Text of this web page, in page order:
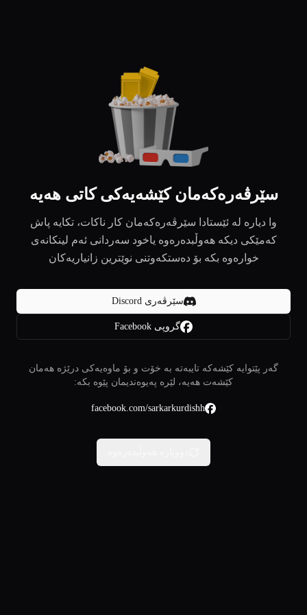
سێرڤەرەکەمان کێشەیەکی کاتی هەیە
وا دیارە لە ئێستادا سێرڤەرەکەمان کار ناکات، تکایە پاش
کەمێکی دیکە هەوڵبدەرەوە یاخود سەردانی ئەم لینکانەی
خوارەوە بکە بۆ دەستکەوتنی نوێترین زانیاریەکان
سێرڤەری Discord
گروپی Facebook
گەر پێتوایە کێشەکە تایبەتە بە خۆت و بۆ ماوەیەکی درێژە هەمان
کێشەت هەیە، لێرە پەیوەندیمان پێوە بکە:
facebook.com/sarkarkurdishh